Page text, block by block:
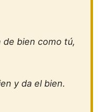
de bien como tú,
y da el bien.